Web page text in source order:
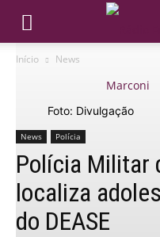
Início News
Foto: Divulgação
News Polícia
Polícia Militar
localiza
do DEASE